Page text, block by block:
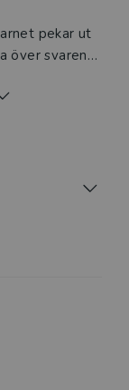
pekar ut
över svaren
finns.